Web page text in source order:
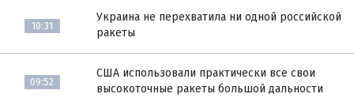
10:31
Украина не перехватила ни одной российской
ракеты
09:52
США использовали практически все свои
высокоточные ракеты большой дальности